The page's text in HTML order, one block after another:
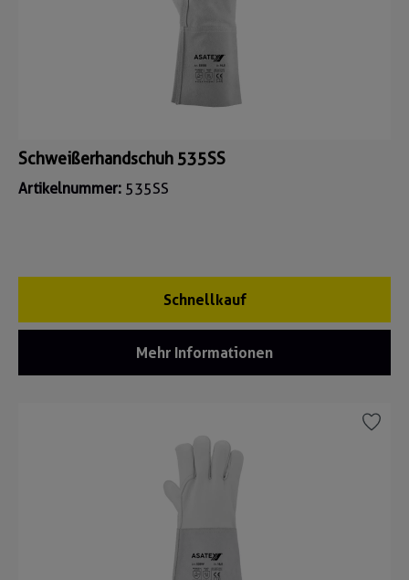
Schweißerhandschuh 535SS
Artikelnummer: 535SS
Schnellkauf
Mehr Informationen